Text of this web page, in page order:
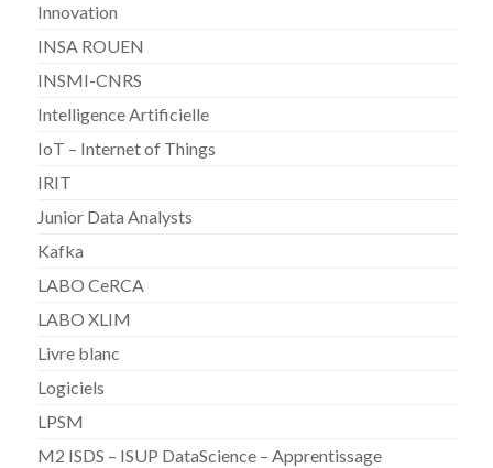
Innovation
INSA ROUEN
INSMI-CNRS
Intelligence Artificielle
IoT – Internet of Things
IRIT
Junior Data Analysts
Kafka
LABO CeRCA
LABO XLIM
Livre blanc
Logiciels
LPSM
M2 ISDS – ISUP DataScience – Apprentissage